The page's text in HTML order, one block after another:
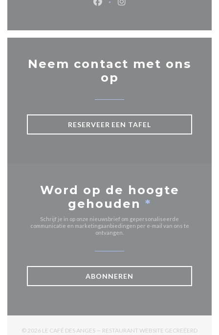
Facebook ((opent in een nieuw
Instagram ((opent in een
Neem contact met ons
op
RESERVEER EEN TAFEL
Word op de hoogte
gehouden *
Schrijf je in op onze nieuwsbrief om gepersonaliseerde
communicatie en marketingaanbiedingen per e-mail van ons te
ontvangen.
ABONNEREN
© 2026 LE CAFÉ DES ANGES — RESTAURANT WEBSITE GECREËERD